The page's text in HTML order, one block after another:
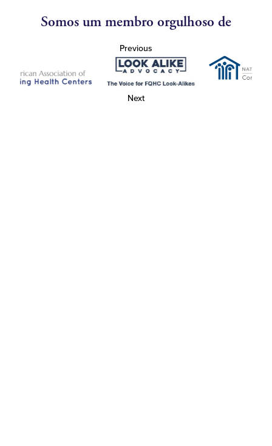
Somos um membro orgulhoso de
Previous
Next